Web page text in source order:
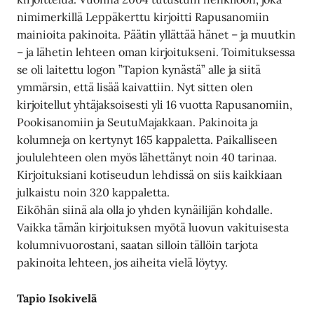
nimimerkillä Leppäkerttu kirjoitti Rapusanomiin
mainioita pakinoita. Päätin yllättää hänet – ja muutkin
– ja lähetin lehteen oman kirjoitukseni. Toimituksessa
se oli laitettu logon ”Tapion kynästä” alle ja siitä
ymmärsin, että lisää kaivattiin. Nyt sitten olen
kirjoitellut yhtäjaksoisesti yli 16 vuotta Rapusanomiin,
Pookisanomiin ja SeutuMajakkaan. Pakinoita ja
kolumneja on kertynyt 165 kappaletta. Paikalliseen
joululehteen olen myös lähettänyt noin 40 tarinaa.
Kirjoituksiani kotiseudun lehdissä on siis kaikkiaan
julkaistu noin 320 kappaletta.
Eiköhän siinä ala olla jo yhden kynäilijän kohdalle.
Vaikka tämän kirjoituksen myötä luovun vakituisesta
kolumnivuorostani, saatan silloin tällöin tarjota
pakinoita lehteen, jos aiheita vielä löytyy.
Tapio Isokivelä